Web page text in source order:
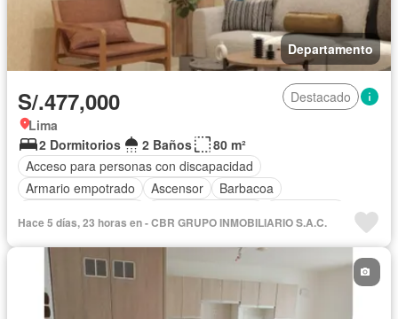
Departamento
S/.477,000
Destacado
Lima
2 Dormitorios
2 Baños
80 m²
Acceso para personas con discapacidad
Armario empotrado
Ascensor
Barbacoa
Jardín
Seguridad Terraza
Vista panorámica
Parcialmente amoblado
Hace 5 días, 23 horas en - CBR GRUPO INMOBILIARIO S.A.C.